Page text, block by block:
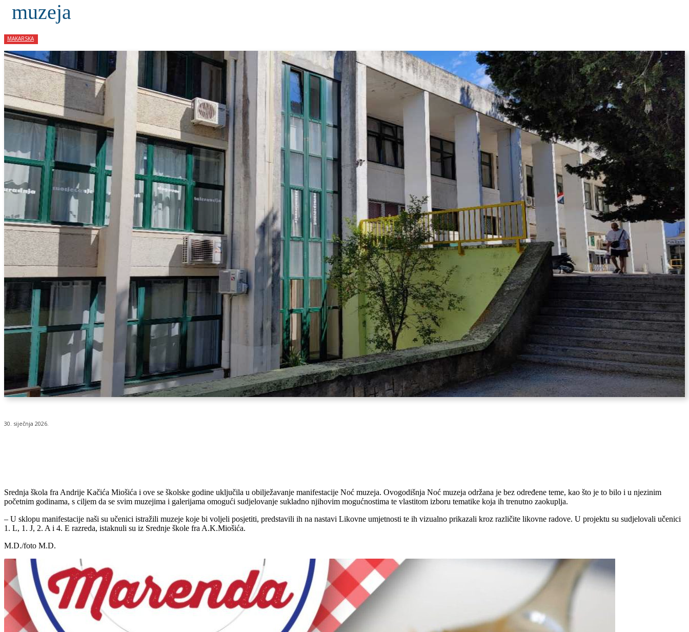
muzeja
MAKARSKA
30. siječnja 2026.
Srednja škola fra Andrije Kačića Miošića i ove se školske godine uključila u obilježavanje manifestacije Noć muzeja. Ovogodišnja Noć muzeja održana je bez određene teme, kao što je to bilo i u njezinim
početnim godinama, s ciljem da se svim muzejima i galerijama omogući sudjelovanje sukladno njihovim mogućnostima te vlastitom izboru tematike koja ih trenutno zaokuplja.
– U sklopu manifestacije naši su učenici istražili muzeje koje bi voljeli posjetiti, predstavili ih na nastavi Likovne umjetnosti te ih vizualno prikazali kroz različite likovne radove. U projektu su sudjelovali učenici
1. L, 1. J, 2. A i 4. E razreda, istaknuli su iz Srednje škole fra A.K.Miošića.
M.D./foto M.D.